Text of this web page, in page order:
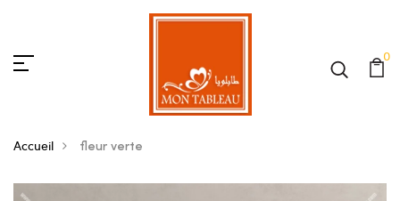
0
Accueil fleur verte